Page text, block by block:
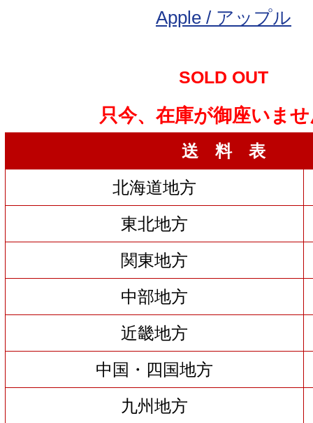
Apple / アップル
SOLD OUT
只今、在庫が御座いま
送 料 表
北海道地方
東北地方
関東地方
中部地方
近畿地方
中国・四国地方
九州地方